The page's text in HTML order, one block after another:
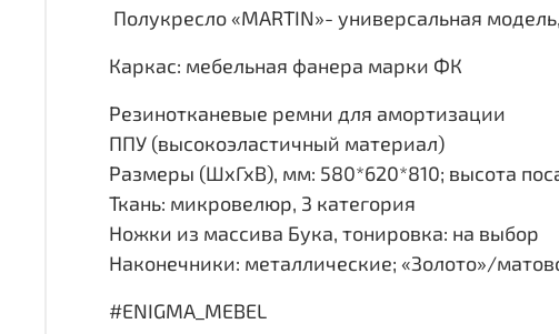
Полукресло «MARTIN»- универсальная
Каркас: мебельная фанера марки ФК
Резинотканевые ремни для амортизации
ППУ (высокоэластичный материал)
Размеры (ШхГхВ), мм: 580*620*810; высота
Ткань: микровелюр, 3 категория
Ножки из массива Бука, тонировка: на выбор
Наконечники: металлические; «Золото»/
#ENIGMA_MEBEL